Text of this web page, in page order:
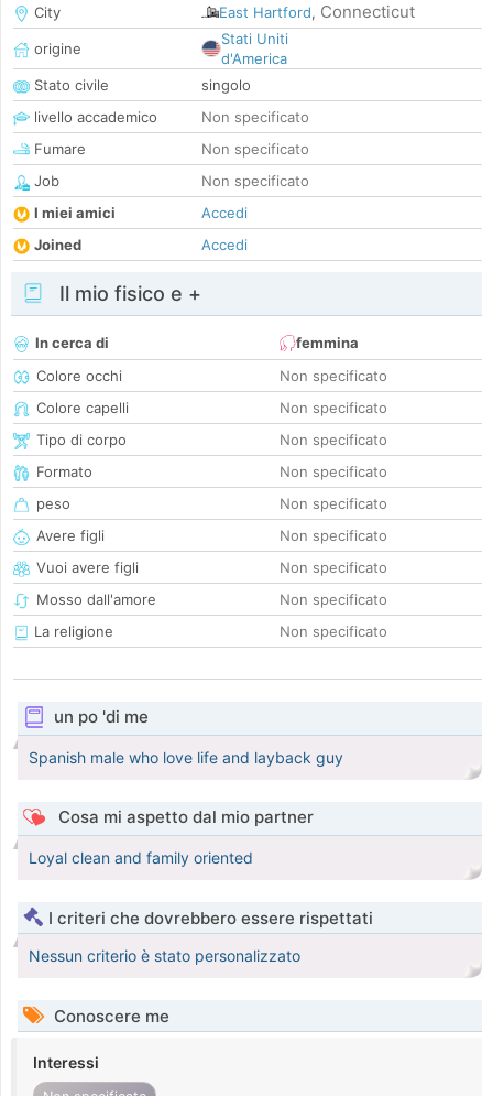
City
East Hartford, Connecticut
origine
Stati Uniti
d'America
Stato civile
singolo
livello accademico
Non specificato
Fumare
Non specificato
Job
Non specificato
I miei amici
Accedi
Joined
Accedi
Il mio fisico e +
In cerca di
femmina
Colore occhi
Non specificato
Colore capelli
Non specificato
Tipo di corpo
Non specificato
Formato
Non specificato
peso
Non specificato
Avere figli
Non specificato
Vuoi avere figli
Non specificato
Mosso dall'amore
Non specificato
La religione
Non specificato
un po 'di me
Spanish male who love life and layback guy
Cosa mi aspetto dal mio partner
Loyal clean and family oriented
I criteri che dovrebbero essere rispettati
Nessun criterio è stato personalizzato
Conoscere me
Interessi